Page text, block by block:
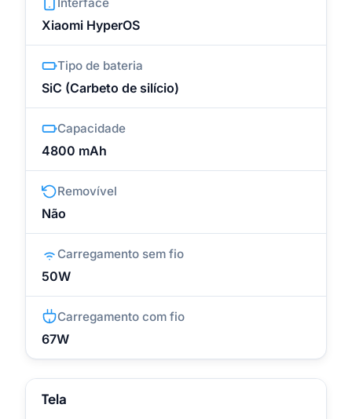
Xiaomi HyperOS
Tipo de bateria
SiC (Carbeto de silício)
Capacidade
4800 mAh
Removível
Não
Carregamento sem fio
50W
Carregamento com fio
67W
Tela